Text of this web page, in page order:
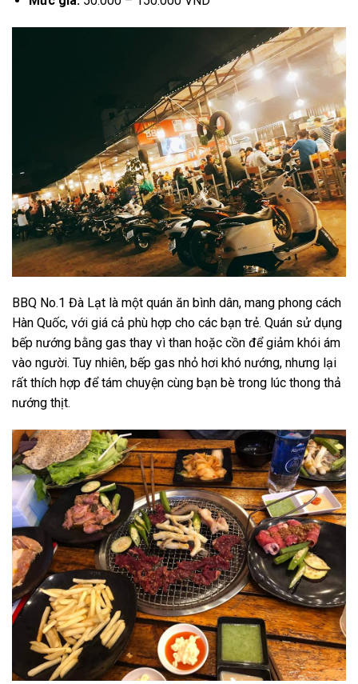
BBQ No.1 Đà Lạt là một quán ăn bình dân, mang phong cách
Hàn Quốc, với giá cả phù hợp cho các bạn trẻ. Quán sử dụng
bếp nướng bằng gas thay vì than hoặc cồn để giảm khói ám
vào người. Tuy nhiên, bếp gas nhỏ hơi khó nướng, nhưng lại
rất thích hợp để tám chuyện cùng bạn bè trong lúc thong thả
nướng thịt.